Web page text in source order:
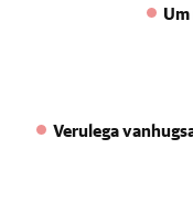
Verulega